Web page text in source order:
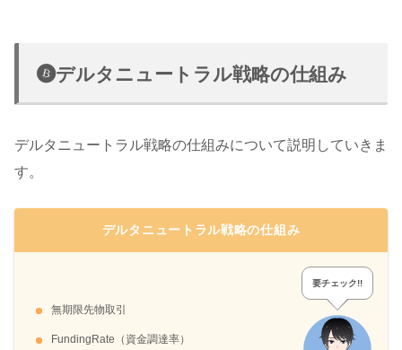
デルタニュートラル戦略の仕組み
デルタニュートラル戦略の仕組みについて説明していきま
す。
デルタニュートラル戦略の仕組み
無期限先物取引
FundingRate（資金調達率）
要チェック!!